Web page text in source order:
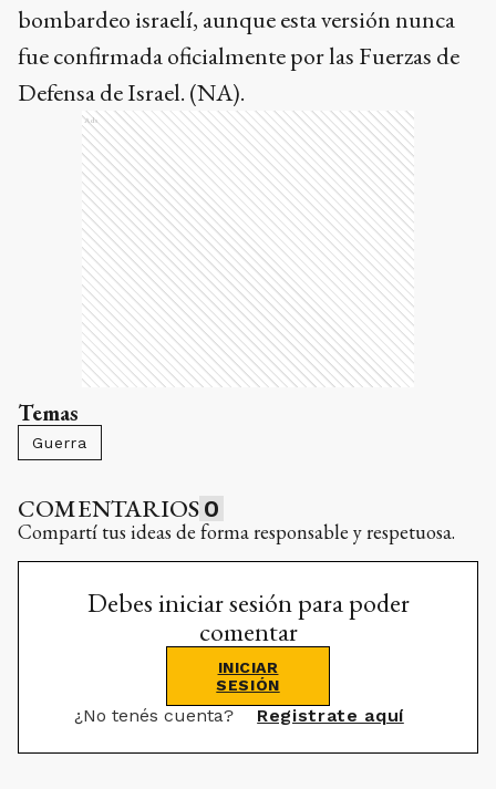
bombardeo israelí, aunque esta versión nunca
fue confirmada oficialmente por las Fuerzas de
Defensa de Israel. (NA).
Ads
Temas
Guerra
COMENTARIOS 0
Compartí tus ideas de forma responsable y respetuosa.
Debes iniciar sesión para poder
comentar
INICIAR
SESIÓN
¿No tenés cuenta? Registrate aquí